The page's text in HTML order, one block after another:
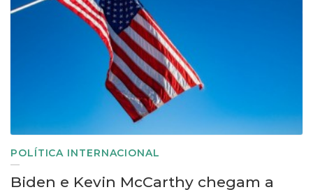
POLÍTICA INTERNACIONAL
Biden e Kevin McCarthy chegam a